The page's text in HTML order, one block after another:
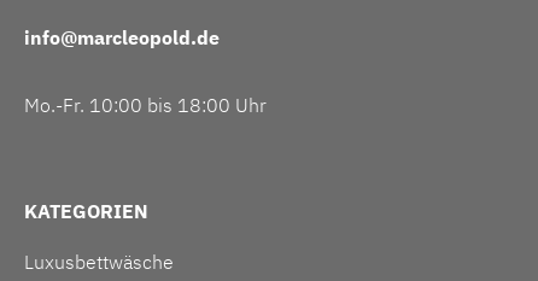
info@marcleopold.de
Mo.-Fr. 10:00 bis 18:00 Uhr
KATEGORIEN
Luxusbettwäsche